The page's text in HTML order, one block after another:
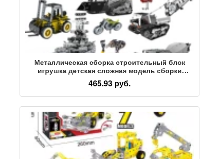
Металлическая сборка строительный блок
игрушка детская сложная модель сборки
электрический экскаватор с дистанционным
управлением головоломка puzzle boy
465.93 руб.